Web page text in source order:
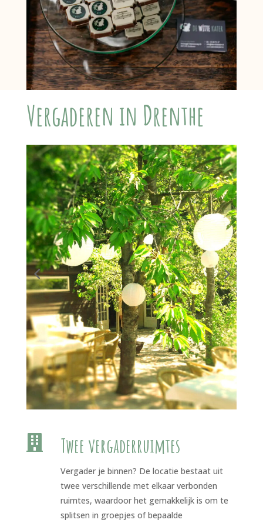
Vergaderen in Drenthe
 Twee vergaderruimtes
Vergader je binnen? De locatie bestaat uit
twee verschillende met elkaar verbonden
ruimtes, waardoor het gemakkelijk is om te
splitsen in groepjes of bepaalde